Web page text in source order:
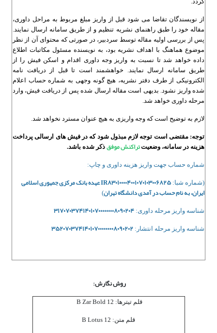
از نویسندگان تقاضا می شود قبل از واریز مبلغ مربوط به مراحل داوری،
مقاله خود را طبق راهنمای نشریه تنظیم و از طریق سامانه ارسال نمایند.
پس از بررسی اولیه مقاله توسط سردبیر، در صورتی که محتوای آن از نظر
موضوع هماهنگ با اهداف نشریه بود، به نویسنده مسئول مکاتبات اطلاع
داده خواهد شد تا نسبت به واریز وجه داوری اقدام و اسکن فیش را از
طریق سامانه ارسال نمایند. خواهشمند است تا قبل از دریافت نامه
الکترونیکی از طرف دفتر نشریه، هیچ گونه وجهی به شماره حساب اعلام
شده واریز نشود. بدیهی است مقاله ارسال شده پس از دریافت فیش، وارد
مرحله داوری خواهد شد.
لازم به توضیح است که وجه واریزی به هیچ عنوان مسترد نخواهد شد.
توجه: مقتضی است توجه لازم مبذول شود که در فیش های ارسالی پرداخت
هزینه در سامانه، وضعیتتراکنش موفق ذکر شده باشد.
شماره حساب جهت واریز هزینه داوری و چاپ:
(شماره شبا: IR۸۳۰۱۰۰۰۰۴۰۰۱۰۷۰۱۰۳۰۰۶۸۲۵‌‌‌‌‌‌‌عهده بانک مرکزی جمهوری اسلامی
ایران، به نام حساب در آمدی دانشگاه تهران)
شناسه واریز مرحله داوری: ۳۱۷۰۷۰۳۷۴۱۴۰۱۰۷۰۰۰۰۰۰۰۰۸۰۹۰۲۰۴
شناسه واریز مرحله انتشار: ۳۵۲۰۷۰۳۷۴۱۴۰۱۰۷۰۰۰۰۰۰۰۰۸۰۹۰۲۰۲
روش نگارش:
قلم تیترها: B Zar Bold 12
قلم متن: B Lotus 12